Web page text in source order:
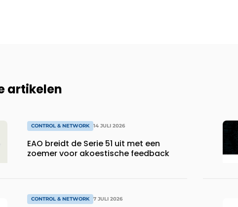
artikelen
CONTROL & NETWORK 14 JULI 2026
EAO breidt de Serie 51 uit met een
zoemer voor akoestische feedback
CONTROL & NETWORK 7 JULI 2026